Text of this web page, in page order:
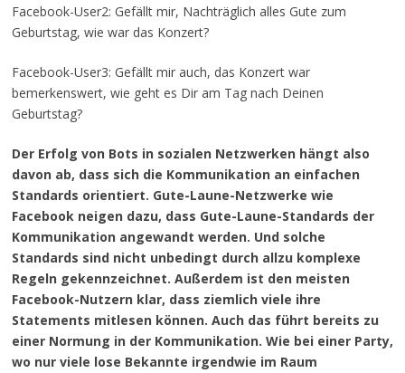
Facebook-User2: Gefällt mir, Nachträglich alles Gute zum
Geburtstag, wie war das Konzert?
Facebook-User3: Gefällt mir auch, das Konzert war
bemerkenswert, wie geht es Dir am Tag nach Deinen
Geburtstag?
Der Erfolg von Bots in sozialen Netzwerken hängt also
davon ab, dass sich die Kommunikation an einfachen
Standards orientiert. Gute-Laune-Netzwerke wie
Facebook neigen dazu, dass Gute-Laune-Standards der
Kommunikation angewandt werden. Und solche
Standards sind nicht unbedingt durch allzu komplexe
Regeln gekennzeichnet. Außerdem ist den meisten
Facebook-Nutzern klar, dass ziemlich viele ihre
Statements mitlesen können. Auch das führt bereits zu
einer Normung in der Kommunikation. Wie bei einer Party,
wo nur viele lose Bekannte irgendwie im Raum